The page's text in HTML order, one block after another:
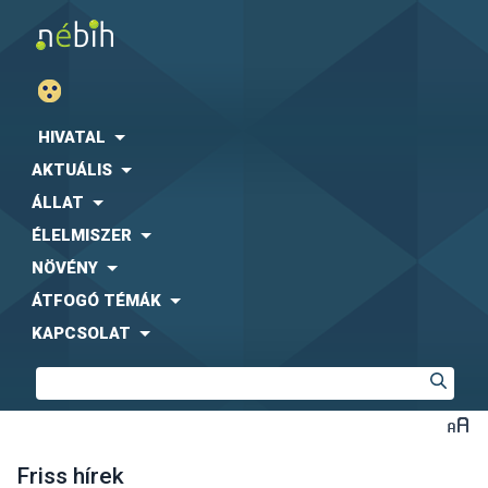
HIVATAL
AKTUÁLIS
ÁLLAT
ÉLELMISZER
NÖVÉNY
ÁTFOGÓ TÉMÁK
KAPCSOLAT
Friss hírek